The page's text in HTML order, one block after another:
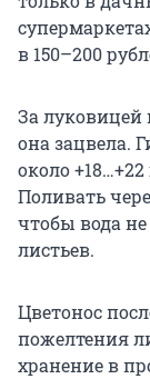
в 150–200
За
она зацвела.
около+18…+22
Поливать
чтобы вода
листьев.
Цветонос
пожелтения
хранение в